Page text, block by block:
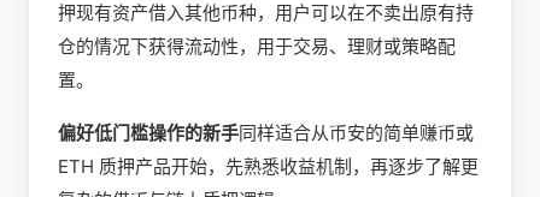
押现有资产借入其他币种，用户可以在不卖出原有持
仓的情况下获得流动性，用于交易、理财或策略配
置。
偏好低门槛操作的新手同样适合从币安的简单赚币或
ETH 质押产品开始，先熟悉收益机制，再逐步了解更